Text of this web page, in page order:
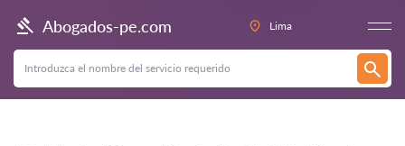
Abogados-pe.com Lima
Atrás